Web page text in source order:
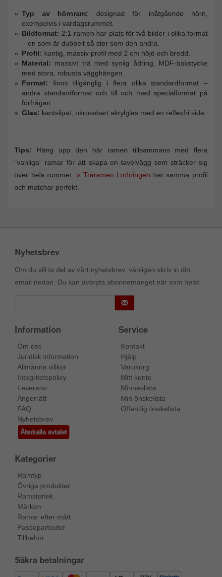
Typ av hörnram: designad för inåtgående hörn,
exempelvis i vardagsrummet.
Bildformat: 2:1-ramen har plats för två bilder i olika format
– en som är dubbelt så stor som den andra.
Profil: kantig, massiv profil med 2 cm höjd och bredd.
Material: massivt trä med synlig ådring, MDF-bakstycke
med stora, robusta vägghängen.
Format: finns tillgänglig i flera olika standardformat –
andra standardformat och till och med specialformat på
förfrågan.
Glas: kantslipat, okrossbart akrylglas med en reflexfri sida.
Tips: Häng upp den här ramen tillsammans med flera
”vanliga” ramar för att skapa en tavelvägg som sträcker sig
över hela rummet. » Träramen Lothringen har samma profil
och matchar perfekt.
Nyhetsbrev
Om du vill ta del av vårt nyhetsbrev, vänligen skriv in din
email nedan. Du kan avbryta abonnemanget när som helst.
Information
Om oss
Juridisk information
Allmänna villkor
Integritetspolicy
Leverans
Ångerrätt
FAQ
Nyhetsbrev
Återkalla avtalet
Service
Kontakt
Hjälp
Varukorg
Mitt konto
Minneslista
Min önskelista
Offentlig önskelista
Kategorier
Ramtyp
Övriga produkter
Ramstorlek
Märken
Ramar efter mått
Passepartouter
Tillbehör
Säkra betalningar